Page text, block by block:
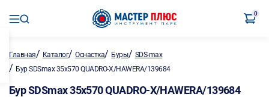
0
Главная/ Каталог/Оснастка/ Буры/ SDS-max
/ Бур SDSmax 35х570 QUADRO-X/HAWERA/139684
Бур SDSmax 35х570 QUADRO-X/HAWERA/139684